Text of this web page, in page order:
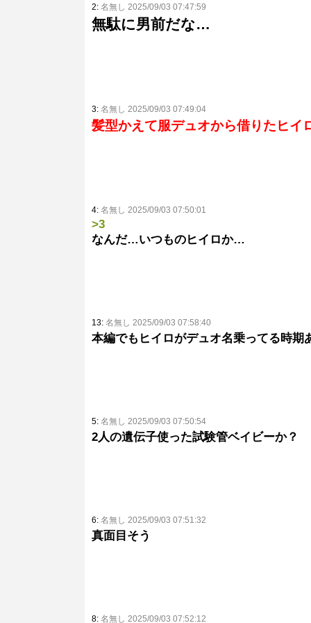
2: 名無し 2025/09/03 07:47:59
無駄に男前だな…
3: 名無し 2025/09/03 07:49:04
髪型かえて服デュオから借りたヒイ
4: 名無し 2025/09/03 07:50:01
>3
なんだ…いつものヒイロか…
13: 名無し 2025/09/03 07:58:40
本編でもヒイロがデュオ名乗ってる時期
5: 名無し 2025/09/03 07:50:54
2人の遺伝子使った試験管ベイビーか？
6: 名無し 2025/09/03 07:51:32
真面目そう
8: 名無し 2025/09/03 07:52:12